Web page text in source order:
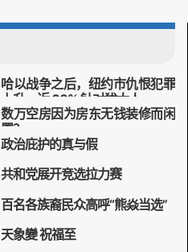
哈以战争之后，纽约市仇恨犯罪
上升，近 60% 针对犹太人。
纽约警察，仇恨犯罪，案件，哈马斯，袭击，
数万空房因为房东无钱装修而闲
置？
房市，紐約，房客，亞當斯，曼哈頓
政治庇护的真与假
政治庇護，入籍，國旗，美國，紐約
共和党展开竞选拉力赛
紐約，共和黨，競選，美國，廖安怡
百名各族裔民众高呼“熊焱当选”
熊炎，紐約，競選，唐人街，集會，布碌崙，
天象變 祝福至